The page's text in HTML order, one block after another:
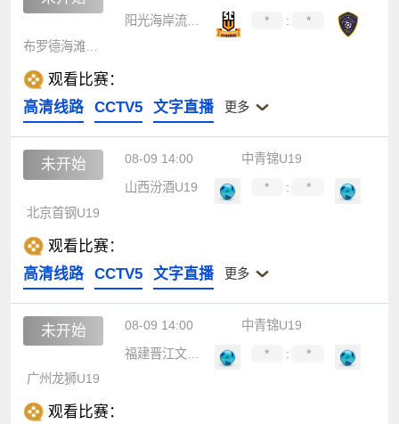
阳光海岸流浪者
* :
*
观看比赛：
高清线路
CCTV5 文字直播 更多
未开始 08-09 14:00
中青锦U19
山西汾酒U19
* :
*
北京首钢U19
观看比赛：
高清线路
CCTV5 文字直播 更多
未开始 08-09 14:00
中青锦U19
福建晋江文旅U19
* :
*
广州龙狮U19
观看比赛：